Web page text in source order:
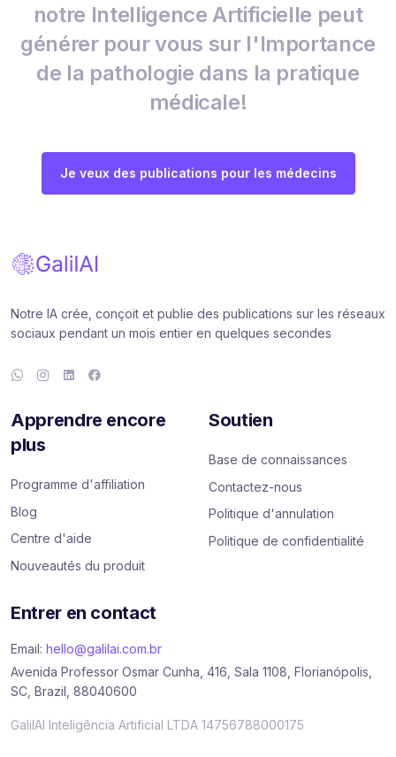
notre Intelligence Artificielle peut
générer pour vous sur l'Importance
de la pathologie dans la pratique
médicale!
Je veux des publications pour les médecins
Notre IA crée, conçoit et publie des publications sur les réseaux
sociaux pendant un mois entier en quelques secondes
Apprendre encore
plus
Programme d'affiliation
Blog
Centre d'aide
Nouveautés du produit
Soutien
Base de connaissances
Contactez-nous
Politique d'annulation
Politique de confidentialité
Entrer en contact
Email: hello@galilai.com.br
Avenida Professor Osmar Cunha, 416, Sala 1108, Florianópolis,
SC, Brazil, 88040600
GalilAI Inteligência Artificial LTDA 14756788000175